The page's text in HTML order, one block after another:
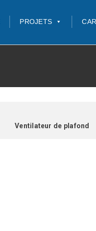
PROJETS
Ventilateur de plafond